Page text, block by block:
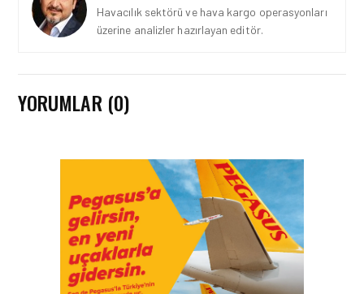
Havacılık sektörü ve hava kargo operasyonları
üzerine analizler hazırlayan editör.
YORUMLAR (0)
GÜNCEL HABERLER • 22 TEM 2026
OKYANUSU KÜREK
ÇEKEREK AŞACAK İLK
TÜRK TAKIMINA GURUR
DOLU DESTEK!